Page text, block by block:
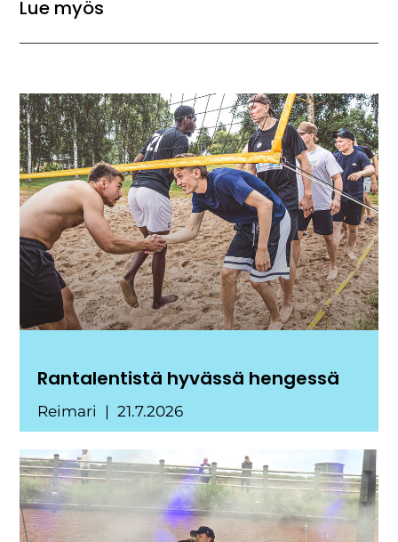
Lue myös
Rantalentistä hyvässä hengessä
Reimari 21.7.2026